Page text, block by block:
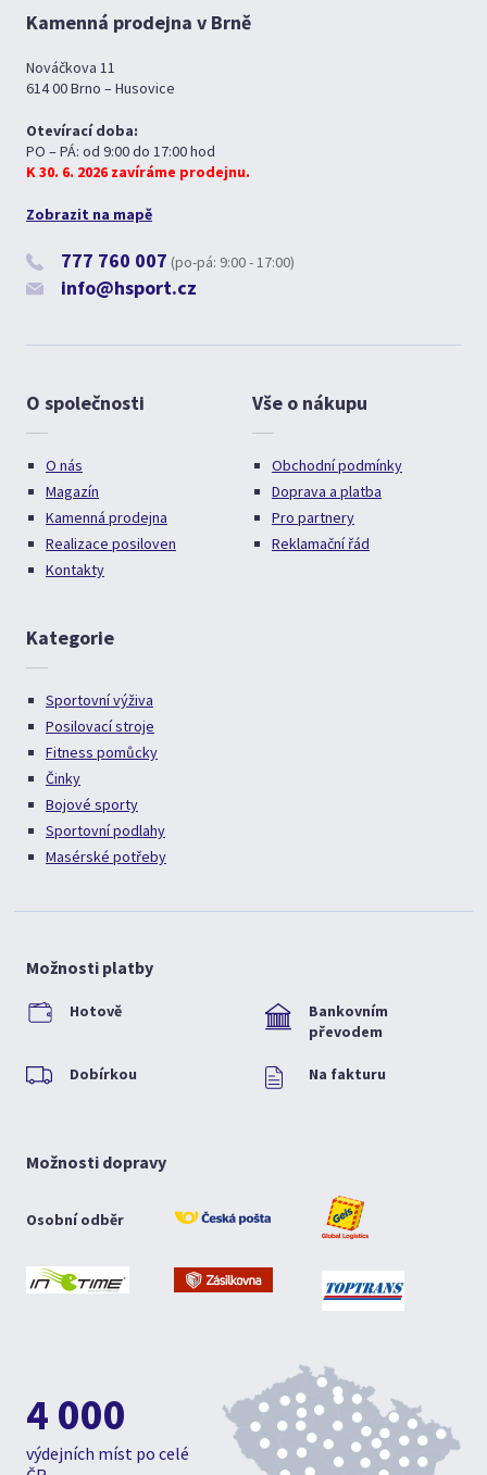
Kamenná prodejna v Brně
Nováčkova 11
614 00 Brno – Husovice
Otevírací doba:
PO – PÁ: od 9:00 do 17:00 hod
K 30. 6. 2026 zavíráme prodejnu.
Zobrazit na mapě
777 760 007 (po-pá: 9:00 - 17:00)
info@hsport.cz
O společnosti
O nás
Magazín
Kamenná prodejna
Realizace posiloven
Kontakty
Vše o nákupu
Obchodní podmínky
Doprava a platba
Pro partnery
Reklamační řád
Kategorie
Sportovní výživa
Posilovací stroje
Fitness pomůcky
Činky
Bojové sporty
Sportovní podlahy
Masérské potřeby
Možnosti platby
Hotově
Bankovním
převodem
Dobírkou Na fakturu
Možnosti dopravy
Osobní odběr
4 000
výdejních míst po celé